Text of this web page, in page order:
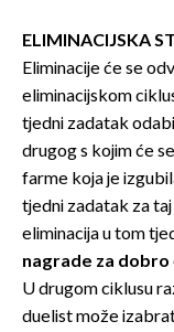
ELIMINACIJSKA
Eliminacije će se
eliminacijskom
tjedni zadatak
drugog s kojim će
farme koja je
tjedni zadatak za
eliminacija u tom
nagrade za dobro
U drugom ciklusu
duelist može